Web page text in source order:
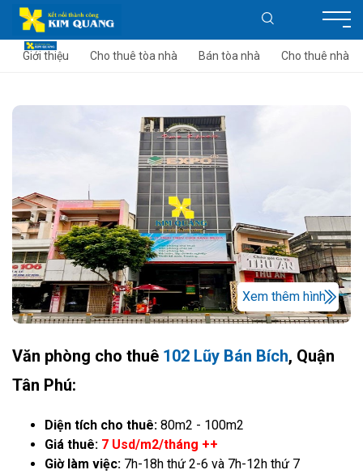
Giới thiệu Cho thuê tòa nhà Bán tòa nhà Cho thuê nhà
Xem thêm hình
Văn phòng cho thuê 102 Lũy Bán Bích, Quận
Tân Phú:
Diện tích cho thuê: 80m2 - 100m2
Giá thuê: 7 Usd/m2/tháng ++
Giờ làm việc: 7h-18h thứ 2-6 và 7h-12h thứ 7